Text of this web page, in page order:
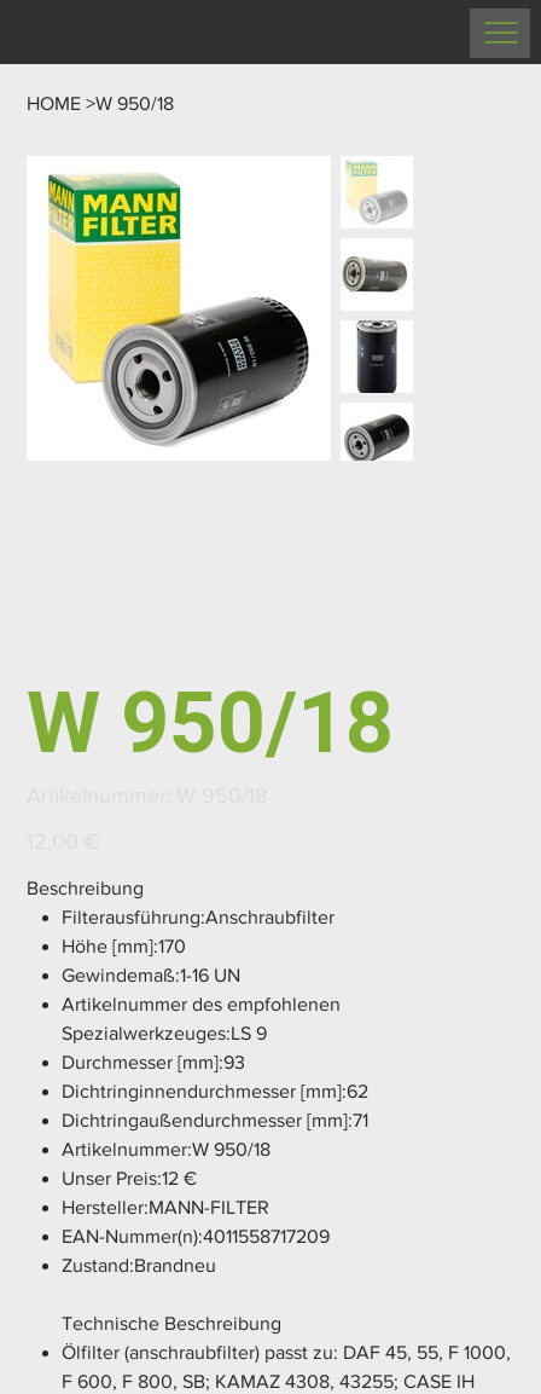
HOME >W 950/18
W 950/18
Beschreibung
Filterausführung:Anschraubfilter
Höhe [mm]:170
Gewindemaß:1-16 UN
Artikelnummer des empfohlenen
Spezialwerkzeuges:LS 9
Durchmesser [mm]:93
Dichtringinnendurchmesser [mm]:62
Dichtringaußendurchmesser [mm]:71
Artikelnummer:W 950/18
Unser Preis:12 €
Hersteller:MANN-FILTER
EAN-Nummer(n):4011558717209
Zustand:Brandneu
Technische Beschreibung
Ölfilter (anschraubfilter) passt zu: DAF 45, 55, F 1000,
F 600, F 800, SB; KAMAZ 4308, 43255; CASE IH